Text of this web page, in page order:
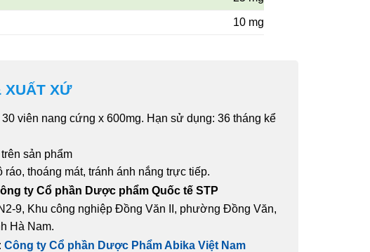
10 mg
XUẤT XỨ
30 viên nang cứng x 600mg. Hạn sử dụng: 36 tháng kể
sản phẩm
ráo, thoáng mát, tránh ánh nắng trực tiếp.
ty Cổ phần Dược phẩm Quốc tế STP
9, Khu công nghiệp Đồng Văn II, phường Đồng Văn,
Hà Nam.
Công ty Cổ phần Dược Phẩm Abika Việt Nam